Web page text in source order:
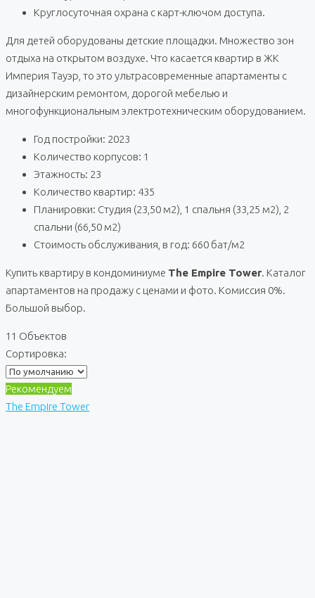
Круглосуточная охрана с карт-ключом доступа.
Для детей оборудованы детские площадки. Множество зон
отдыха на открытом воздухе. Что касается квартир в ЖК
Империя Тауэр, то это ультрасовременные апартаменты с
дизайнерским ремонтом, дорогой мебелью и
многофункциональным электротехническим оборудованием.
Год постройки: 2023
Количество корпусов: 1
Этажность: 23
Количество квартир: 435
Планировки: Студия (23,50 м2), 1 спальня (33,25 м2), 2
спальни (66,50 м2)
Стоимость обслуживания, в год: 660 бат/м2
Купить квартиру в кондоминиуме The Empire Tower. Каталог
апартаментов на продажу с ценами и фото. Комиссия 0%.
Большой выбор.
11 Объектов
Сортировка:
Рекомендуем
The Empire Tower